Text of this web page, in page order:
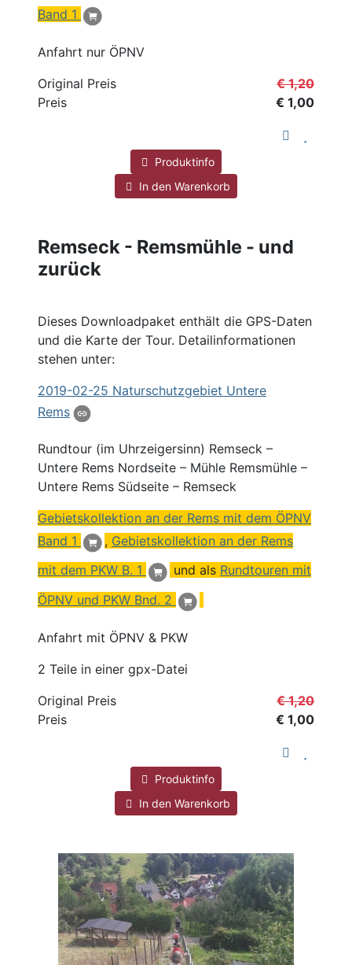
Band 1
Anfahrt nur ÖPNV
Original Preis
€ 1,20
Preis
€ 1,00
Produktinfo
In den Warenkorb
Remseck - Remsmühle - und
zurück
Dieses Downloadpaket enthält die GPS-Daten
und die Karte der Tour. Detailinformationen
stehen unter:
2019-02-25 Naturschutzgebiet Untere
Rems
Rundtour (im Uhrzeigersinn) Remseck –
Untere Rems Nordseite – Mühle Remsmühle –
Untere Rems Südseite – Remseck
Gebietskollektion an der Rems mit dem ÖPNV
Band 1
, Gebietskollektion an der Rems
mit dem PKW B. 1
und als Rundtouren mit
ÖPNV und PKW Bnd. 2
Anfahrt mit ÖPNV & PKW
2 Teile in einer gpx-Datei
Original Preis
€ 1,20
Preis
€ 1,00
Produktinfo
In den Warenkorb